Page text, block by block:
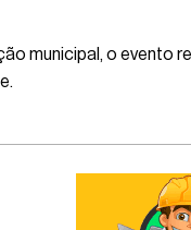
municipal, o evento